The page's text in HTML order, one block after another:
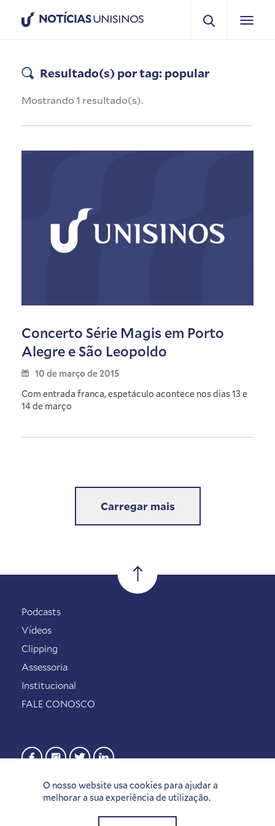
NOTÍCIASUNISINOS
Resultado(s) por tag: popular
Mostrando 1 resultado(s).
Concerto Série Magis em Porto
Alegre e São Leopoldo
10 de março de 2015
Com entrada franca, espetáculo acontece nos dias 13 e
14 de março
Carregar mais
O nosso website usa cookies para ajudar a
melhorar a sua experiência de utilização.
Podcasts
Vídeos
Clipping
Assessoria
Institucional
FALE CONOSCO